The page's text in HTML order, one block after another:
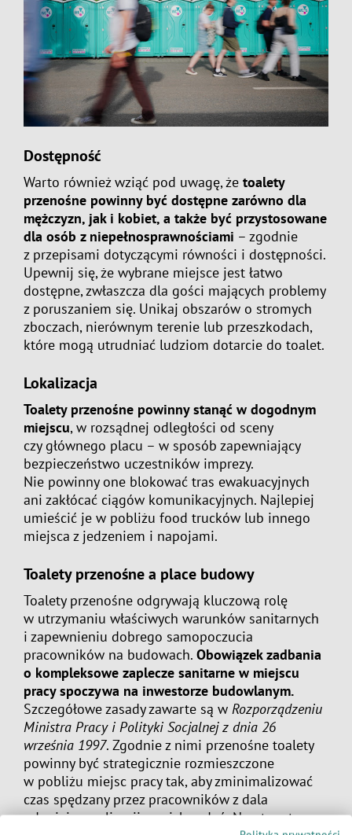
Dostępność
Warto również wziąć pod uwagę, że toalety
przenośne powinny być dostępne zarówno dla
mężczyzn, jak i kobiet, a także być przystosowane
dla osób z niepełnosprawnościami – zgodnie
z przepisami dotyczącymi równości i dostępności.
Upewnij się, że wybrane miejsce jest łatwo
dostępne, zwłaszcza dla gości mających problemy
z poruszaniem się. Unikaj obszarów o stromych
zboczach, nierównym terenie lub przeszkodach,
które mogą utrudniać ludziom dotarcie do toalet.
Lokalizacja
Toalety przenośne powinny stanąć w dogodnym
miejscu, w rozsądnej odległości od sceny
czy głównego placu – w sposób zapewniający
bezpieczeństwo uczestników imprezy.
Nie powinny one blokować tras ewakuacyjnych
ani zakłócać ciągów komunikacyjnych. Najlepiej
umieścić je w pobliżu food trucków lub innego
miejsca z jedzeniem i napojami.
Toalety przenośne a place budowy
Toalety przenośne odgrywają kluczową rolę
w utrzymaniu właściwych warunków sanitarnych
i zapewnieniu dobrego samopoczucia
pracowników na budowach. Obowiązek zadbania
o kompleksowe zaplecze sanitarne w miejscu
pracy spoczywa na inwestorze budowlanym.
Szczegółowe zasady zawarte są w Rozporządzeniu
Ministra Pracy i Polityki Socjalnej z dnia 26
września 1997. Zgodnie z nimi przenośne toalety
powinny być strategicznie rozmieszczone
w pobliżu miejsc pracy tak, aby zminimalizować
czas spędzany przez pracowników z dala
od miejsc realizacji swoich zadań. Na otwartym